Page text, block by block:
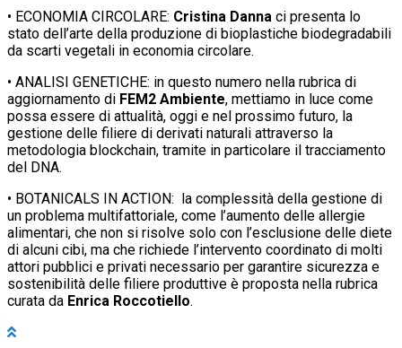
• ECONOMIA CIRCOLARE: Cristina Danna ci presenta lo
stato dell’arte della produzione di bioplastiche biodegradabili
da scarti vegetali in economia circolare.
• ANALISI GENETICHE: in questo numero nella rubrica di
aggiornamento di FEM2 Ambiente, mettiamo in luce come
possa essere di attualità, oggi e nel prossimo futuro, la
gestione delle filiere di derivati naturali attraverso la
metodologia blockchain, tramite in particolare il tracciamento
del DNA.
• BOTANICALS IN ACTION: la complessità della gestione di
un problema multifattoriale, come l’aumento delle allergie
alimentari, che non si risolve solo con l’esclusione delle diete
di alcuni cibi, ma che richiede l’intervento coordinato di molti
attori pubblici e privati necessario per garantire sicurezza e
sostenibilità delle filiere produttive è proposta nella rubrica
curata da Enrica Roccotiello.